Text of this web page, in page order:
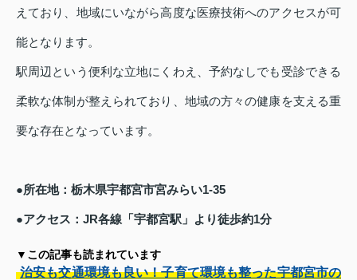
えており、地域にいながら高度な医療技術へのアクセスが可
能となります。
駅周辺という便利な立地にくわえ、予約なしでも受診できる
柔軟な体制が整えられており、地域の方々の健康を支える重
要な存在となっています。
●所在地：栃木県宇都宮市宮みらい1-35
●アクセス：JR各線「宇都宮駅」より徒歩約1分
▼この記事も読まれています
治安も交通環境も良い！子育て環境も整った宇都宮市の